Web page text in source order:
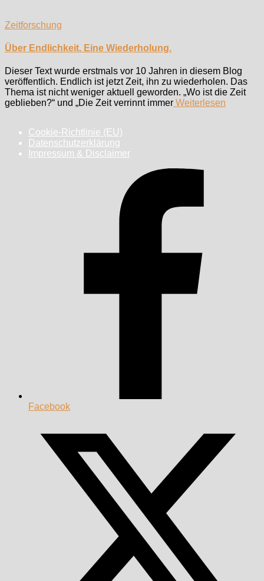
Zeitforschung
Über Endlichkeit. Eine Wiederholung.
Dieser Text wurde erstmals vor 10 Jahren in diesem Blog
veröffentlich. Endlich ist jetzt Zeit, ihn zu wiederholen. Das
Thema ist nicht weniger aktuell geworden. „Wo ist die Zeit
geblieben?“ und „Die Zeit verrinnt immer Weiterlesen
Cookie-Richtlinie (EU)
Datenschutzerklärung
Impressum & Disclaimer
Facebook